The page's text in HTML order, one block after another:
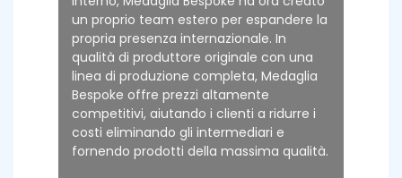
un proprio team estero per espandere la
propria presenza internazionale. In
qualità di produttore originale con una
linea di produzione completa, Medaglia
Bespoke offre prezzi altamente
competitivi, aiutando i clienti a ridurre i
costi eliminando gli intermediari e
fornendo prodotti della massima qualità.